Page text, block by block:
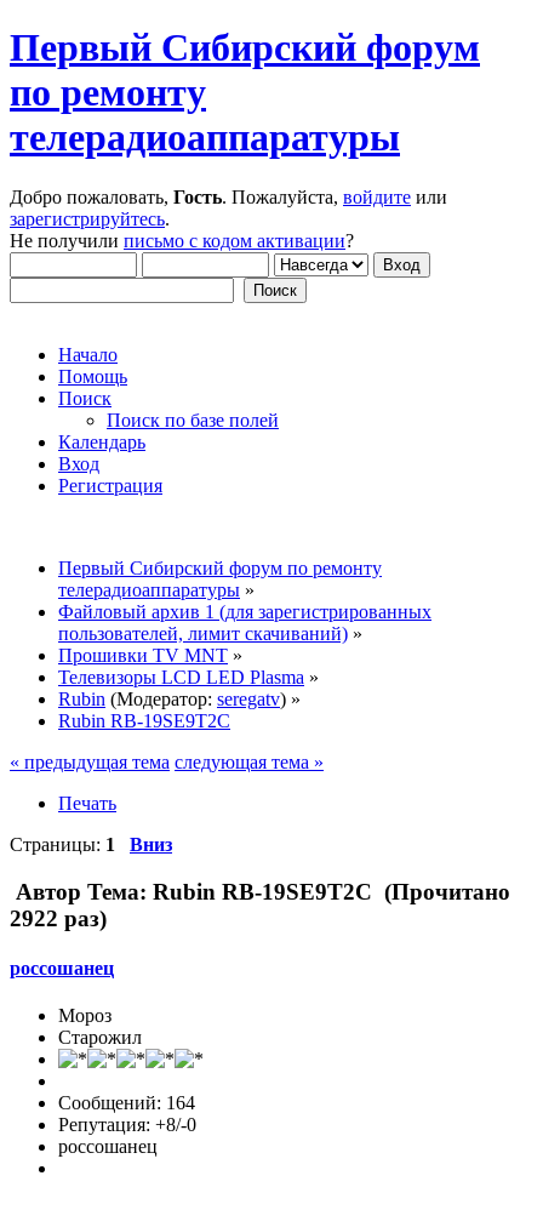
Первый Сибирский форум
по ремонту
телерадиоаппаратуры
Добро пожаловать, Гость. Пожалуйста, войдите или
зарегистрируйтесь.
Не получили письмо с кодом активации?
Начало
Помощь
Поиск
Поиск по базе полей
Календарь
Вход
Регистрация
Первый Сибирский форум по ремонту
телерадиоаппаратуры »
Файловый архив 1 (для зарегистрированных
пользователей, лимит скачиваний) »
Прошивки TV MNT »
Телевизоры LCD LED Plasma »
Rubin (Модератор: seregatv) »
Rubin RB-19SE9T2C
« предыдущая тема следующая тема »
Печать
Страницы: 1 Вниз
Автор Тема: Rubin RB-19SE9T2C (Прочитано
2922 раз)
россошанец
Мороз
Старожил
Сообщений: 164
Репутация: +8/-0
россошанец